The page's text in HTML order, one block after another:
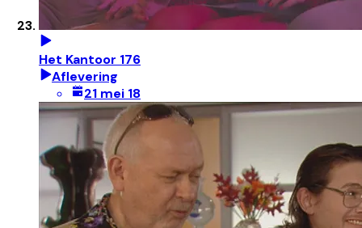
Het Kantoor 176
Aflevering
21 mei 18